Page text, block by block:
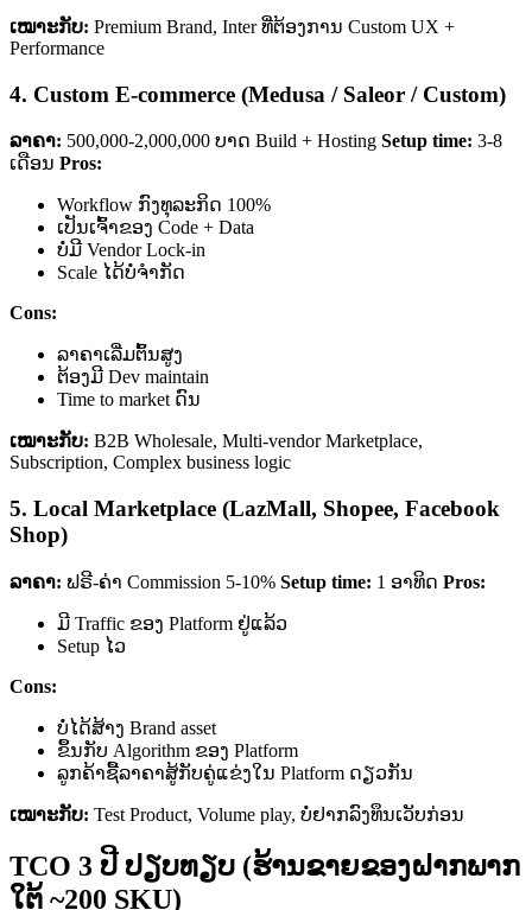
ເໝາະກັບ: Premium Brand, Inter ທີ່ຕ້ອງການ Custom UX +
Performance
4. Custom E-commerce (Medusa / Saleor / Custom)
ລາຄາ: 500,000-2,000,000 ບາດ Build + Hosting Setup time: 3-8
ເດືອນ Pros:
Workflow ກົງທຸລະກິດ 100%
ເປັນເຈົ້າຂອງ Code + Data
ບໍ່ມີ Vendor Lock-in
Scale ໄດ້ບໍ່ຈຳກັດ
Cons:
ລາຄາເລີ່ມຕົ້ນສູງ
ຕ້ອງມີ Dev maintain
Time to market ດົນ
ເໝາະກັບ: B2B Wholesale, Multi-vendor Marketplace,
Subscription, Complex business logic
5. Local Marketplace (LazMall, Shopee, Facebook
Shop)
ລາຄາ: ຟຣີ-ຄ່າ Commission 5-10% Setup time: 1 ອາທິດ Pros:
ມີ Traffic ຂອງ Platform ຢູ່ແລ້ວ
Setup ໄວ
Cons:
ບໍ່ໄດ້ສ້າງ Brand asset
ຂຶ້ນກັບ Algorithm ຂອງ Platform
ລູກຄ້າຊື້ລາຄາສູ້ກັບຄູ່ແຂ່ງໃນ Platform ດຽວກັນ
ເໝາະກັບ: Test Product, Volume play, ບໍ່ຢາກລົງທຶນເວັບກ່ອນ
TCO 3 ປີ ປຽບທຽບ (ຮ້ານຂາຍຂອງຝາກພາກ
ໃຕ້ ~200 SKU)